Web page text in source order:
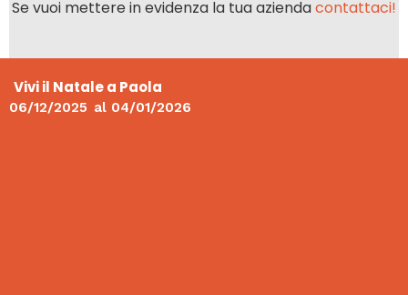
Se vuoi mettere in evidenza la tua aziendacontattaci!
Vivi il Natale a Paola
06/12/2025 al 04/01/2026